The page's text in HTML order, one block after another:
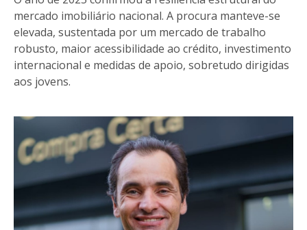
mercado imobiliário nacional. A procura manteve-se
elevada, sustentada por um mercado de trabalho
robusto, maior acessibilidade ao crédito, investimento
internacional e medidas de apoio, sobretudo dirigidas
aos jovens.